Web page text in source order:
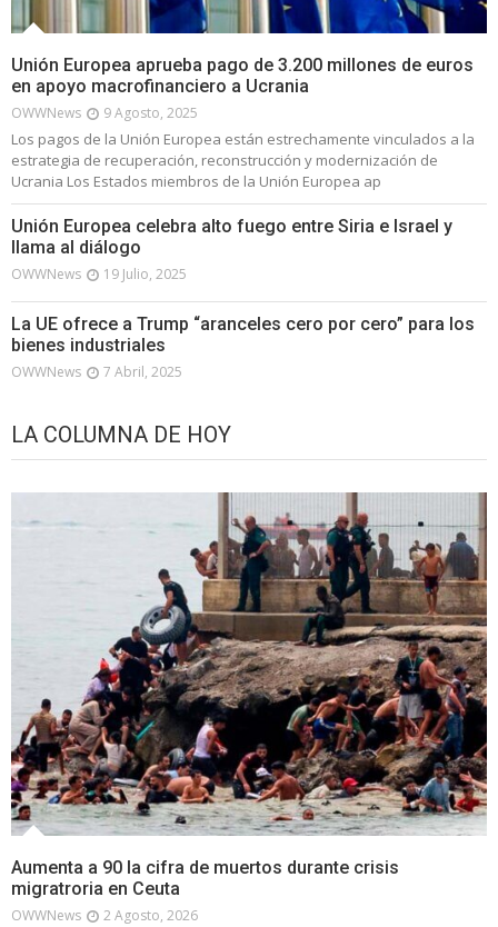
Unión Europea aprueba pago de 3.200 millones de euros
en apoyo macrofinanciero a Ucrania
OWWNews 9 Agosto, 2025
Los pagos de la Unión Europea están estrechamente vinculados a la
estrategia de recuperación, reconstrucción y modernización de
Ucrania Los Estados miembros de la Unión Europea ap
Unión Europea celebra alto fuego entre Siria e Israel y
llama al diálogo
OWWNews 19 Julio, 2025
La UE ofrece a Trump “aranceles cero por cero” para los
bienes industriales
OWWNews 7 Abril, 2025
LA COLUMNA DE HOY
Aumenta a 90 la cifra de muertos durante crisis
migratroria en Ceuta
OWWNews 2 Agosto, 2026